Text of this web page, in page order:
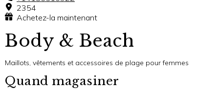
2354
Achetez-la maintenant
Body & Beach
Maillots, vêtements et accessoires de plage pour femmes
Quand magasiner